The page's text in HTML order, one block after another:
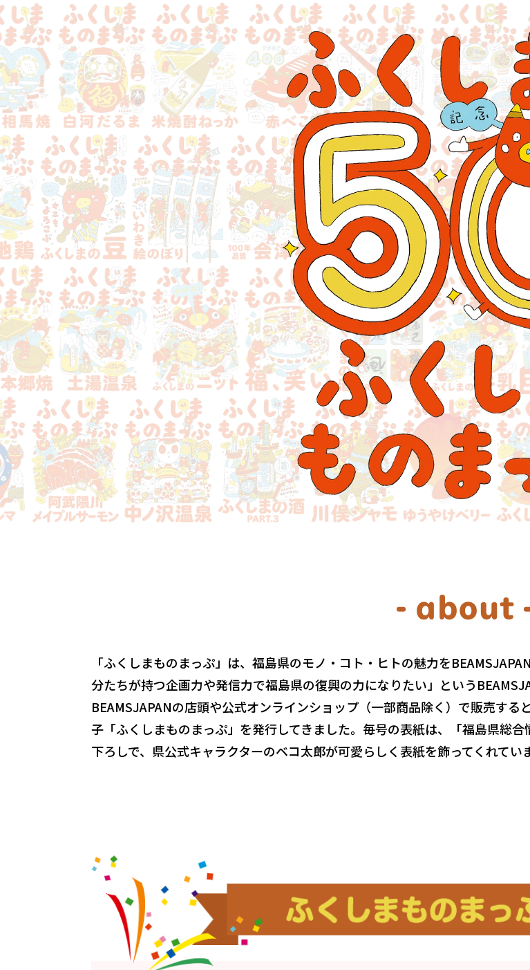
- about
「ふくしまものまっぷ」は、福島県のモノ・コト・ヒトの魅力を
分たちが持つ企画力や発信力で福島県の復興の力になりたい」という
BEAMSJAPANの店頭や公式オンラインショップ（一部商品除く）で販売す
子「ふくしまものまっぷ」を発行してきました。毎号の表紙は、「福島県総
下ろしで、県公式キャラクターのベコ太郎が可愛らしく表紙を飾ってくれていま